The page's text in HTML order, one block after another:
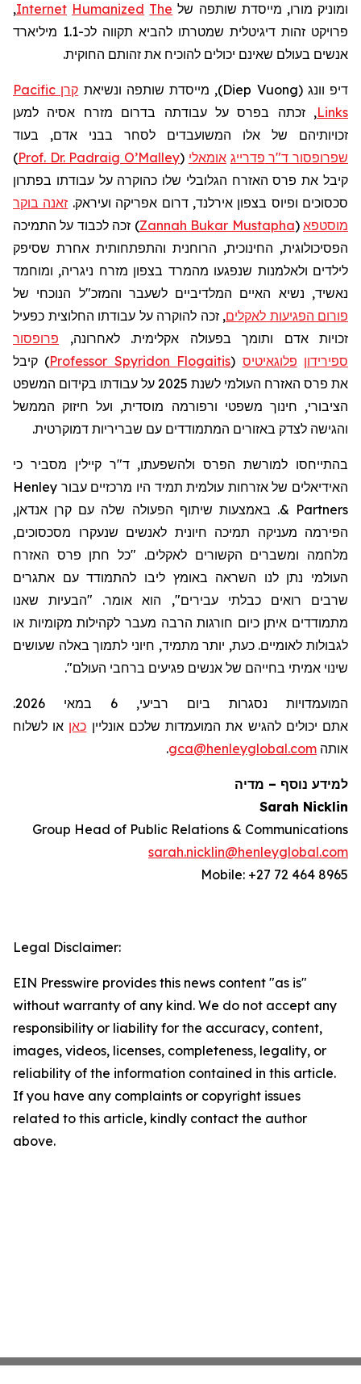
ומוניק מורו, מייסדת שותפה של The
Humanized
Internet
,
פרויקט זהות דיגיטלית שמטרתו להביא תקווה לכ-1.1 מיליארד
אנשים בעולם שאינם יכולים להוכיח את זהותם החוקית.
דיפ וונג (
Diep Vuong
), מייסדת שותפה ונשיאת קרן Pacific
Links, זכתה בפרס על עבודתה בדרום מזרח אסיה למען
זכויותיהם של אלו המשועבדים לסחר בבני אדם, בעוד
שפרופסור ד"ר פדרייג אומאלי (
Prof. Dr. Padraig O’Malley
)
קיבל את פרס האזרח הגלובלי שלו כהוקרה על עבודתו בפתרון
סכסוכים ופיוס בצפון אירלנד, דרום אפריקה ועיראק. זאנה בוקר
מוסטפא(
Zannah Bukar Mustapha
) זכה לכבוד על התמיכה
הפסיכולוגית, החינוכית, הרוחנית והתפתחותית אחרת שסיפק
לילדים ולאלמנות שנפגעו מהמרד בצפון מזרח ניגריה, ומוחמד
נאשיד, נשיא האיים המלדיביים לשעבר והמזכ"ל הנוכחי של
פורום הפגיעות לאקלים, זכה להוקרה על עבודתו החלוצית כפעיל
זכויות אדם ותומך בפעולה אקלימית. לאחרונה, פרופסור
ספירידון פלוגאיטיס (
Professor Spyridon Flogaitis
) קיבל
את
פרס האזרח העולמי לשנת 2025 על עבודתו בקידום המשפט
הציבורי, חינוך משפטי ורפורמה מוסדית, ועל חיזוק הממשל
והגישה לצדק באזורים המתמודדים עם שבריריות דמוקרטית.
בהתייחסו למורשת הפרס ולהשפעתו, ד"רקיילין מסביר כי
האידיאלים של אזרחות עולמית תמיד היו מרכזיים עבור Henley
& Partners. באמצעות שיתוף הפעולה שלה עם קרן אנדאן,
הפירמה מעניקה תמיכה חיונית לאנשים שנעקרו מסכסוכים,
מלחמה ומשברים הקשורים לאקלים. "כל חתן פרס האזרח
העולמי נתן לנו השראה באומץ ליבו להתמודד עם אתגרים
שרבים רואים כבלתי עבירים", הוא אומר. "הבעיות שאנו
מתמודדים איתן כיום חורגות הרבה מעבר לקהילות מקומיות או
לגבולות לאומיים. כעת, יותר מתמיד, חיוני לתמוך באלה שעושים
שינוי אמיתי בחייהם של אנשים פגיעים ברחבי העולם".
המועמדויות נסגרות ביום רביעי, 6 במאי 2026.
אתם יכולים להגיש את המועמדות שלכם אונליין כאן או לשלוח
אותה gca@henleyglobal.com
.
למידע נוסף – מדיה
Sarah Nicklin
Group Head of Public Relations & Communications
sarah.nicklin@henleyglobal.com
Mobile: +27 72 464 8965
Legal Disclaimer:
EIN Presswire provides this news content "as is"
without warranty of any kind. We do not accept any
responsibility or liability for the accuracy, content,
images, videos, licenses, completeness, legality, or
reliability of the information contained in this article.
If you have any complaints or copyright issues
related to this article, kindly contact the author
above.